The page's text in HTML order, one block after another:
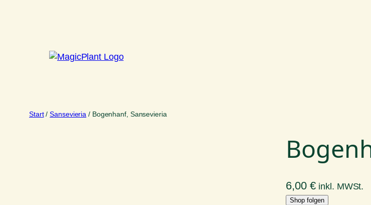
Start/Sansevieria / Bogenhanf, Sansevieria
6,00 € inkl. MWSt.
Shop folgen